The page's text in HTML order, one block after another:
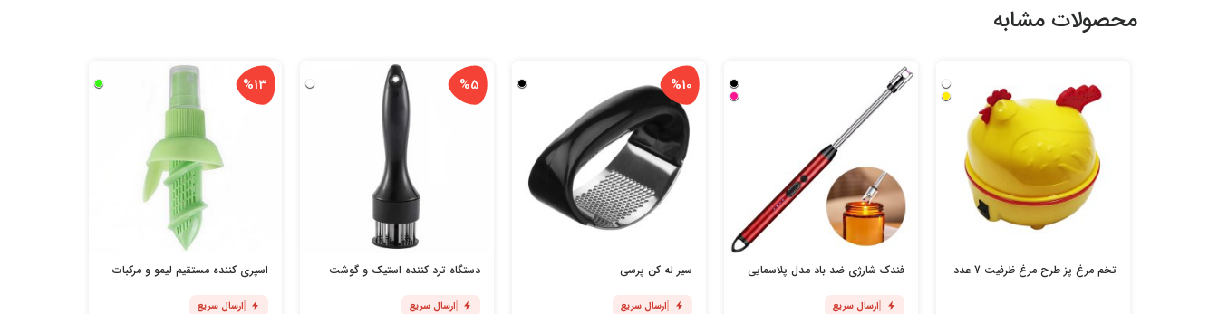
محصولات مشابه
تخم مرغ پز طرح مرغ ظرفیت 7 عدد فندک شارژی ضد باد مدل پلاسمایی
ارسال سریع
%10
سیر له کن پرسی
ارسال سریع
%5
دستگاه ترد کننده استیک و گوشت
ارسال سریع
%13
اسپری کننده مستقیم لیمو و مرکبات
ارسال سریع